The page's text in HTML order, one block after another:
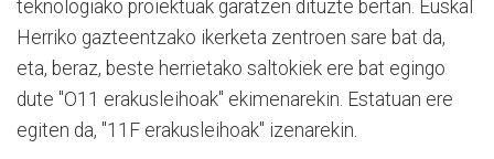
teknologiako proiektuak garatzen dituzte bertan. Euskal
Herriko gazteentzako ikerketa zentroen sare bat da,
eta, beraz, beste herrietako saltokiek ere bat egingo
dute "O11 erakusleihoak" ekimenarekin. Estatuan ere
egiten da, "11F erakusleihoak" izenarekin.